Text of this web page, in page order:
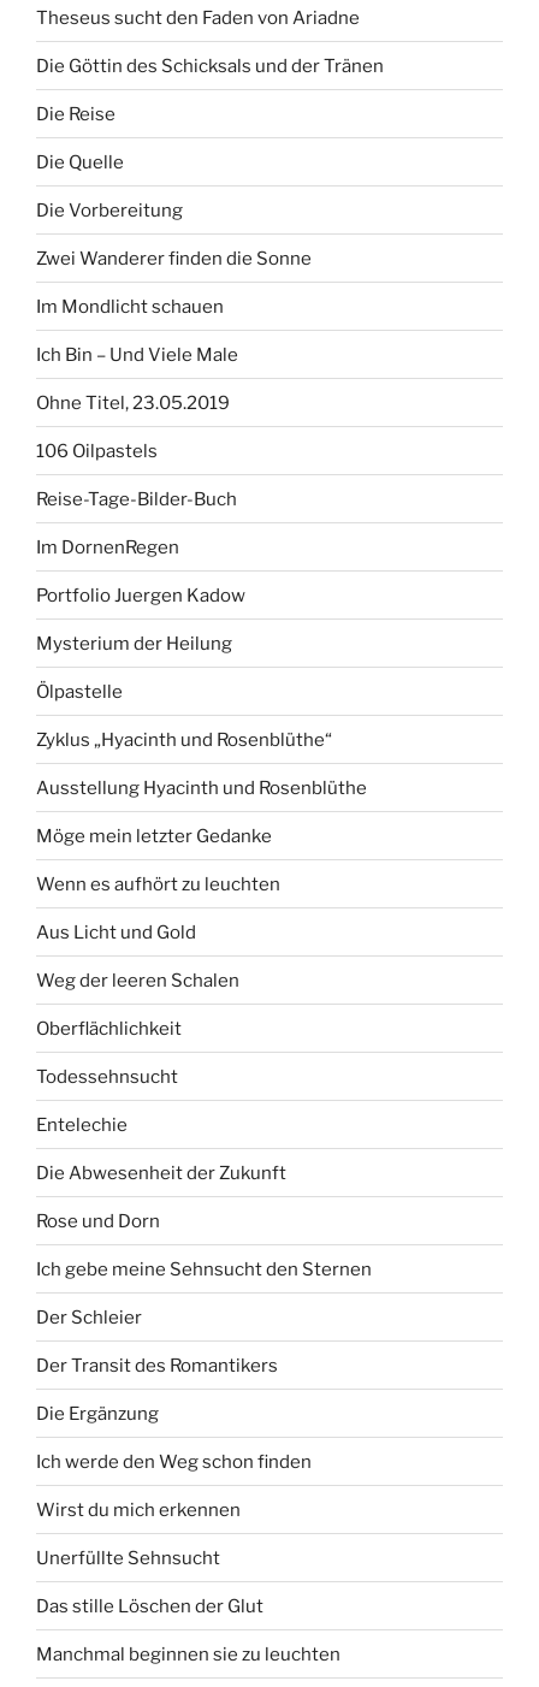
Theseus sucht den Faden von Ariadne
Die Göttin des Schicksals und der Tränen
Die Reise
Die Quelle
Die Vorbereitung
Zwei Wanderer finden die Sonne
Im Mondlicht schauen
Ich Bin – Und Viele Male
Ohne Titel, 23.05.2019
106 Oilpastels
Reise-Tage-Bilder-Buch
Im DornenRegen
Portfolio Juergen Kadow
Mysterium der Heilung
Ölpastelle
Zyklus „Hyacinth und Rosenblüthe“
Ausstellung Hyacinth und Rosenblüthe
Möge mein letzter Gedanke
Wenn es aufhört zu leuchten
Aus Licht und Gold
Weg der leeren Schalen
Oberflächlichkeit
Todessehnsucht
Entelechie
Die Abwesenheit der Zukunft
Rose und Dorn
Ich gebe meine Sehnsucht den Sternen
Der Schleier
Der Transit des Romantikers
Die Ergänzung
Ich werde den Weg schon finden
Wirst du mich erkennen
Unerfüllte Sehnsucht
Das stille Löschen der Glut
Manchmal beginnen sie zu leuchten